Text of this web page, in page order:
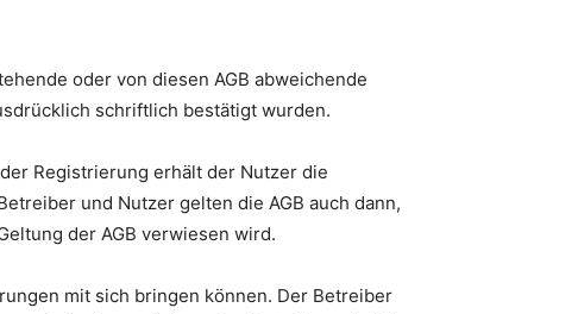
oder von diesen AGB abweichende
schriftlich bestätigt wurden.
Registrierung erhält der Nutzer die
und Nutzer gelten die AGB auch dann,
der AGB verwiesen wird.
mit sich bringen können. Der Betreiber